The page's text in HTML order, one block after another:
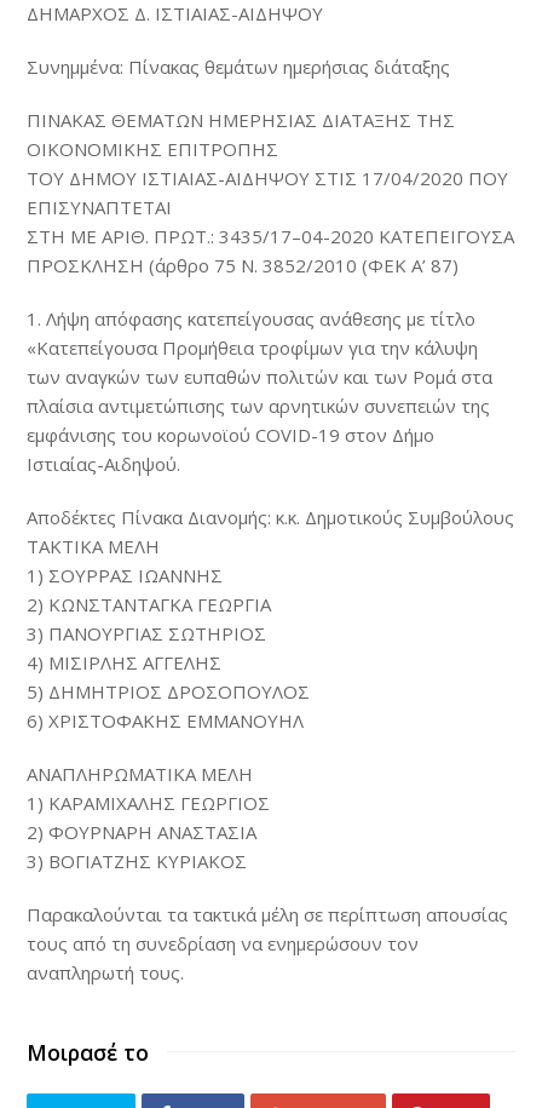
ΔΗΜΑΡΧΟΣ Δ. ΙΣΤΙΑΙΑΣ-ΑΙΔΗΨΟΥ
Συνημμένα: Πίνακας θεμάτων ημερήσιας διάταξης
ΠΙΝΑΚΑΣ ΘΕΜΑΤΩΝ ΗΜΕΡΗΣΙΑΣ ΔΙΑΤΑΞΗΣ ΤΗΣ
ΟΙΚΟΝΟΜΙΚΗΣ ΕΠΙΤΡΟΠΗΣ
ΤΟΥ ΔΗΜΟΥ ΙΣΤΙΑΙΑΣ-ΑΙΔΗΨΟΥ ΣΤΙΣ 17/04/2020 ΠΟΥ
ΕΠΙΣΥΝΑΠΤΕΤΑΙ
ΣΤΗ ΜΕ ΑΡΙΘ. ΠΡΩΤ.: 3435/17–04-2020 ΚΑΤΕΠΕΙΓΟΥΣΑ
ΠΡΟΣΚΛΗΣΗ (άρθρο 75 Ν. 3852/2010 (ΦΕΚ Α’ 87)
1. Λήψη απόφασης κατεπείγουσας ανάθεσης με τίτλο
«Κατεπείγουσα Προμήθεια τροφίμων για την κάλυψη
των αναγκών των ευπαθών πολιτών και των Ρομά στα
πλαίσια αντιμετώπισης των αρνητικών συνεπειών της
εμφάνισης του κορωνοϊού COVID-19 στον Δήμο
Ιστιαίας-Αιδηψού.
Αποδέκτες Πίνακα Διανομής: κ.κ. Δημοτικούς Συμβούλους
ΤΑΚΤΙΚΑ ΜΕΛΗ
1) ΣΟΥΡΡΑΣ ΙΩΑΝΝΗΣ
2) ΚΩΝΣΤΑΝΤΑΓΚΑ ΓΕΩΡΓΙΑ
3) ΠΑΝΟΥΡΓΙΑΣ ΣΩΤΗΡΙΟΣ
4) ΜΙΣΙΡΛΗΣ ΑΓΓΕΛΗΣ
5) ΔΗΜΗΤΡΙΟΣ ΔΡΟΣΟΠΟΥΛΟΣ
6) ΧΡΙΣΤΟΦΑΚΗΣ ΕΜΜΑΝΟΥΗΛ
ΑΝΑΠΛΗΡΩΜΑΤΙΚΑ ΜΕΛΗ
1) ΚΑΡΑΜΙΧΑΛΗΣ ΓΕΩΡΓΙΟΣ
2) ΦΟΥΡΝΑΡΗ ΑΝΑΣΤΑΣΙΑ
3) ΒΟΓΙΑΤΖΗΣ ΚΥΡΙΑΚΟΣ
Παρακαλούνται τα τακτικά μέλη σε περίπτωση απουσίας
τους από τη συνεδρίαση να ενημερώσουν τον
αναπληρωτή τους.
Μοιρασέ το